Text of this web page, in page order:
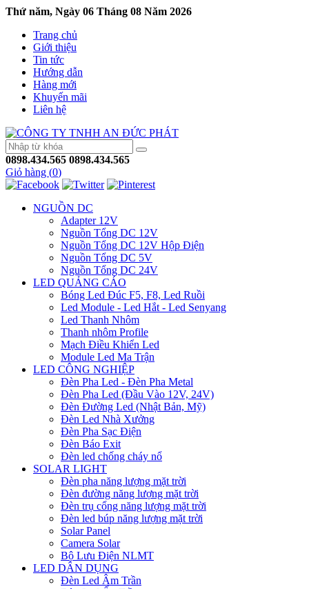
Thứ năm, Ngày 06 Tháng 08 Năm 2026
Trang chủ
Giới thiệu
Tin tức
Hướng dẫn
Hàng mới
Khuyến mãi
Liên hệ
0898.434.565 0898.434.565
Giỏ hàng (0)
NGUỒN DC
Adapter 12V
Nguồn Tổng DC 12V
Nguồn Tổng DC 12V Hộp Điện
Nguồn Tổng DC 5V
Nguồn Tổng DC 24V
LED QUẢNG CÁO
Bóng Led Đúc F5, F8, Led Ruồi
Led Module - Led Hắt - Led Senyang
Led Thanh Nhôm
Thanh nhôm Profile
Mạch Điều Khiển Led
Module Led Ma Trận
LED CÔNG NGHIỆP
Đèn Pha Led - Đèn Pha Metal
Đèn Pha Led (Đầu Vào 12V, 24V)
Đèn Đường Led (Nhật Bản, Mỹ)
Đèn Led Nhà Xưởng
Đèn Pha Sạc Điện
Đèn Báo Exit
Đèn led chống cháy nổ
SOLAR LIGHT
Đèn pha năng lượng mặt trời
Đèn đường năng lượng mặt trời
Đèn trụ cổng năng lượng mặt trời
Đèn led búp năng lượng mặt trời
Solar Panel
Camera Solar
Bộ Lưu Điện NLMT
LED DÂN DỤNG
Đèn Led Âm Trần